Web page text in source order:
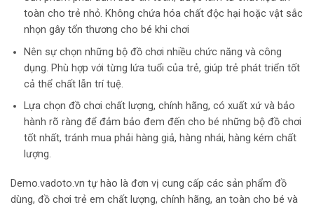
toàn cho trẻ nhỏ. Không chứa hóa chất độc hại hoặc vật sắc
nhọn gây tổn thương cho bé khi chơi
Nên sự chọn những bộ đồ chơi nhiều chức năng và công
dụng. Phù hợp với từng lứa tuổi của trẻ, giúp trẻ phát triển tốt
cả thể chất lẫn trí tuệ.
Lựa chọn đồ chơi chất lượng, chính hãng, có xuất xứ và bảo
hành rõ ràng để đảm bảo đem đến cho bé những bộ đồ chơi
tốt nhất, tránh mua phải hàng giả, hàng nhái, hàng kém chất
lượng.
Demo.vadoto.vn tự hào là đơn vị cung cấp các sản phẩm đồ
dùng, đồ chơi trẻ em chất lượng, chính hãng, an toàn cho bé và